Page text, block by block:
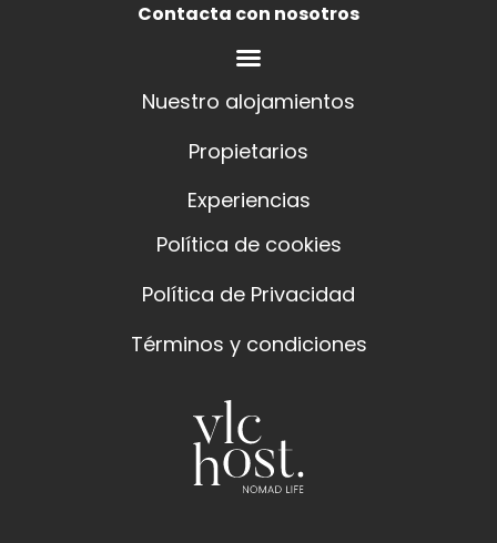
Escapadas de última hora: tus
vacaciones de verano en
Ver más
Contacta con nosotros
Nuestro alojamientos
Propietarios
Experiencias
Política de cookies
Política de Privacidad
Términos y condiciones